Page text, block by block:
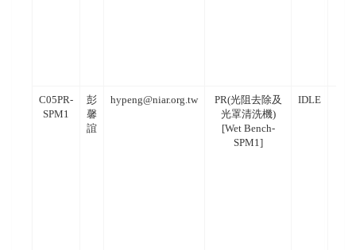
C05PR-
SPM1
彭
馨
誼
hypeng@niar.org.tw
PR(光阻去除及
光罩清洗機)
[Wet Bench-
SPM1]
IDLE